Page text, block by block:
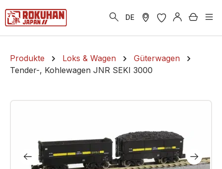
springen DE
Produkte Loks & Wagen
Güterwagen
Tender-, Kohlewagen JNR SEKI 3000
Bildergalerie überspringen